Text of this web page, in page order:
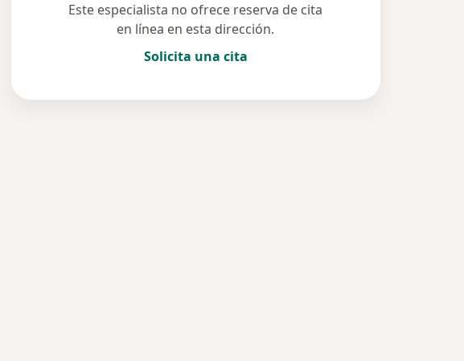
Este especialista no ofrece reserva de cita
en línea en esta dirección.
Solicita una cita